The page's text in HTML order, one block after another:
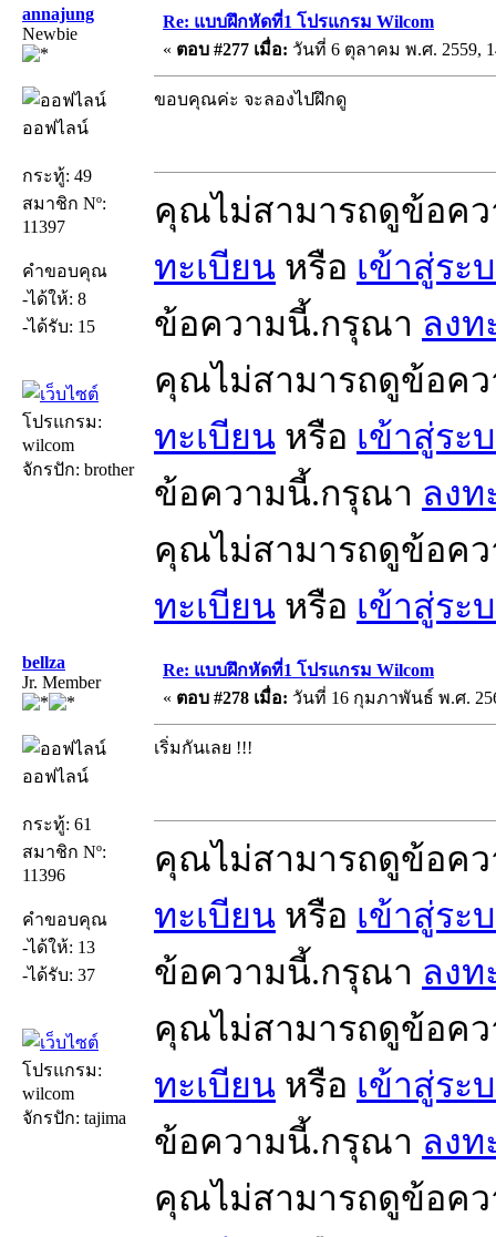
annajung
Newbie
ออฟไลน์
กระทู้: 49
สมาชิก Nº:
11397
คำขอบคุณ
-ได้ให้: 8
-ได้รับ: 15
โปรแกรม:
wilcom
จักรปัก: brother
Re: แบบฝึกหัดที่1 โปรแกรม Wilcom
« ตอบ #277 เมื่อ: วันที่ 6 ตุลาคม พ.ศ. 2559,
ขอบคุณค่ะ จะลองไปฝึกดู
คุณไม่สามารถดูข้อค
ทะเบียน หรือ เข้าสู่ระ
ข้อความนี้.กรุณา ลงท
คุณไม่สามารถดูข้อค
ทะเบียน หรือ เข้าสู่ระ
ข้อความนี้.กรุณา ลงท
คุณไม่สามารถดูข้อค
ทะเบียน หรือ เข้าสู่ระ
bellza
Jr. Member
ออฟไลน์
กระทู้: 61
สมาชิก Nº:
11396
คำขอบคุณ
-ได้ให้: 13
-ได้รับ: 37
โปรแกรม:
wilcom
จักรปัก: tajima
Re: แบบฝึกหัดที่1 โปรแกรม Wilcom
« ตอบ #278 เมื่อ: วันที่ 16 กุมภาพันธ์ พ.ศ.
เริ่มกันเลย !!!
คุณไม่สามารถดูข้อค
ทะเบียน หรือ เข้าสู่ระ
ข้อความนี้.กรุณา ลงท
คุณไม่สามารถดูข้อค
ทะเบียน หรือ เข้าสู่ระ
ข้อความนี้.กรุณา ลงท
คุณไม่สามารถดูข้อค